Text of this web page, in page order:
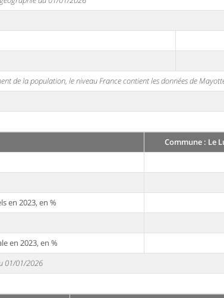
de la population, le niveau France contient les données de
Commune : Le
en 2023, en %
en 2023, en %
01/01/2026